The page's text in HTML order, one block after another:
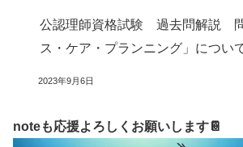
公認理師資格試験 過去問解説
ス・ケア・プランニング」につい
2023年9月6日
noteも応援よろしくお願いします📔